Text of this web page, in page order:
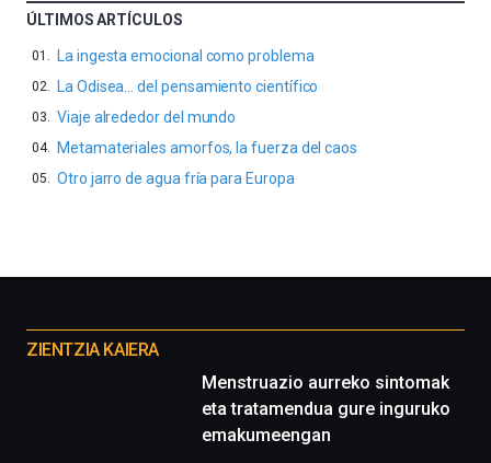
Cátedra…
ÚLTIMOS ARTÍCULOS
La ingesta emocional como problema
La Odisea… del pensamiento científico
Viaje alrededor del mundo
Metamateriales amorfos, la fuerza del caos
Otro jarro de agua fría para Europa
proyectos
ZIENTZIA KAIERA
Menstruazio aurreko sintomak
eta tratamendua gure inguruko
emakumeengan